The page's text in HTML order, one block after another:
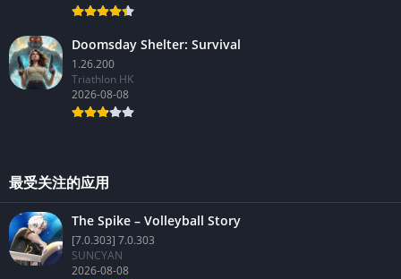
Doomsday Shelter: Survival
1.26.200
Triathlon HK
2026-08-08
最受关注的应用
The Spike – Volleyball Story
[7.0.303] 7.0.303
SUNCYAN
2026-08-08